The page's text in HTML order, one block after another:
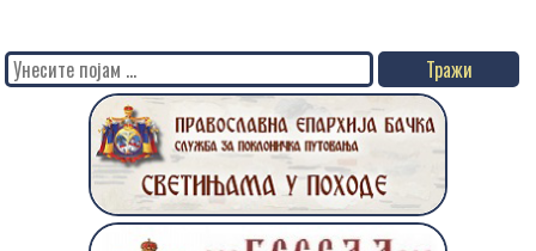
Search
for: